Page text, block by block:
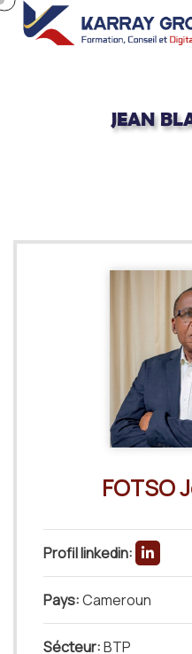
JEAN
FOTSO
Profil linkedin:
Pays:Cameroun
Sécteur:BTP